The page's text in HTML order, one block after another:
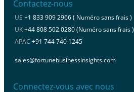
Contactez-nous
US +1 833 909 2966 ( Numéro sans frais )
UK+44 808 502 0280 (Numéro sans frais )
APAC +91 744 740 1245
sales@fortunebusinessinsights.com
Connectez-vous avec nous